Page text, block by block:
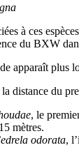
à ces
du BXW
apparaît plus
distance du
, le
mètres.
odorata,